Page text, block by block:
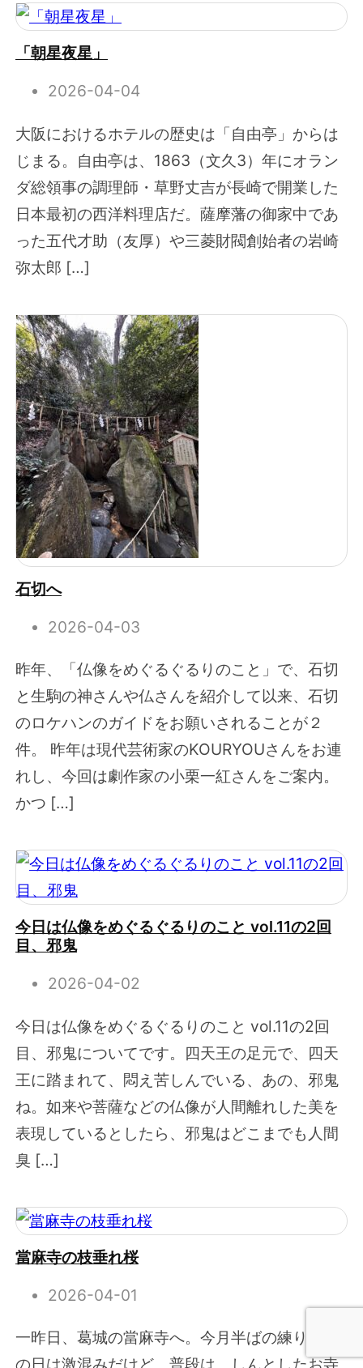
「朝星夜星」
2026-04-04
大阪におけるホテルの歴史は「自由亭」からは
じまる。自由亭は、1863（文久3）年にオラン
ダ総領事の調理師・草野丈吉が長崎で開業した
日本最初の西洋料理店だ。薩摩藩の御家中であ
った五代才助（友厚）や三菱財閥創始者の岩崎
弥太郎 […]
石切へ
2026-04-03
昨年、「仏像をめぐるぐるりのこと」で、石切
と生駒の神さんや仏さんを紹介して以来、石切
のロケハンのガイドをお願いされることが２
件。 昨年は現代芸術家のKOURYOUさんをお連
れし、今回は劇作家の小栗一紅さんをご案内。
かつ […]
今日は仏像をめぐるぐるりのこと vol.11の2回
目、邪鬼
2026-04-02
今日は仏像をめぐるぐるりのこと vol.11の2回
目、邪鬼についてです。四天王の足元で、四天
王に踏まれて、悶え苦しんでいる、あの、邪鬼
ね。如来や菩薩などの仏像が人間離れした美を
表現しているとしたら、邪鬼はどこまでも人間
臭 […]
當麻寺の枝垂れ桜
2026-04-01
一昨日、葛城の當麻寺へ。今月半ばの練り供養
の日は激混みだけど、普段は、しんとしたお寺